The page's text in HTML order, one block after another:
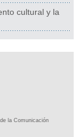
cultural y la
la Comunicación